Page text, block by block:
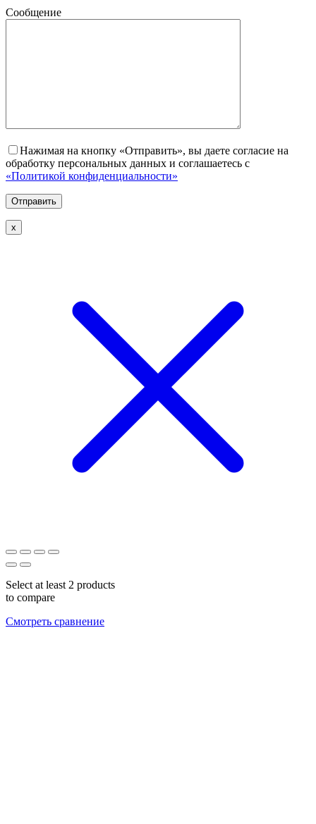
Сообщение
Нажимая на кнопку «Отправить», вы даете согласие на
обработку персональных данных и соглашаетесь с
«Политикой конфиденциальности»
х
Select at least 2 products
to compare
Смотреть сравнение